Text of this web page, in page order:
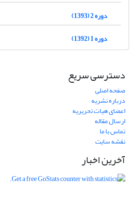
دوره 2 (1393)
دوره 1 (1392)
دسترسی سریع
صفحه اصلی
درباره نشریه
اعضای هیات تحریریه
ارسال مقاله
تماس با ما
نقشه سایت
آخرین اخبار